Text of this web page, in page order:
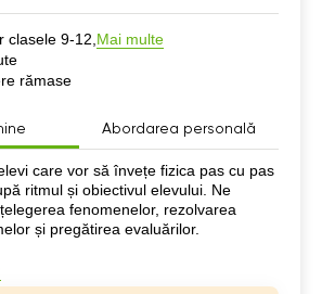
clasele 9-12, Mai multe
rămase
Abordarea personală
care vor să învețe fizica pas cu pas
ritmul și obiectivul elevului. Ne
fenomenelor, rezolvarea
și pregătirea evaluărilor.